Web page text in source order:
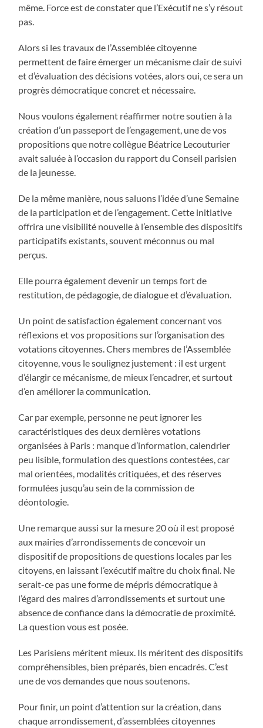
même. Force est de constater que l’Exécutif ne s’y résout
pas.
Alors si les travaux de l’Assemblée citoyenne
permettent de faire émerger un mécanisme clair de suivi
et d’évaluation des décisions votées, alors oui, ce sera un
progrès démocratique concret et nécessaire.
Nous voulons également réaffirmer notre soutien à la
création d’un passeport de l’engagement, une de vos
propositions que notre collègue Béatrice Lecouturier
avait saluée à l’occasion du rapport du Conseil parisien
de la jeunesse.
De la même manière, nous saluons l’idée d’une Semaine
de la participation et de l’engagement. Cette initiative
offrira une visibilité nouvelle à l’ensemble des dispositifs
participatifs existants, souvent méconnus ou mal
perçus.
Elle pourra également devenir un temps fort de
restitution, de pédagogie, de dialogue et d’évaluation.
Un point de satisfaction également concernant vos
réflexions et vos propositions sur l’organisation des
votations citoyennes. Chers membres de l’Assemblée
citoyenne, vous le soulignez justement : il est urgent
d’élargir ce mécanisme, de mieux l’encadrer, et surtout
d’en améliorer la communication.
Car par exemple, personne ne peut ignorer les
caractéristiques des deux dernières votations
organisées à Paris : manque d’information, calendrier
peu lisible, formulation des questions contestées, car
mal orientées, modalités critiquées, et des réserves
formulées jusqu’au sein de la commission de
déontologie.
Une remarque aussi sur la mesure 20 où il est proposé
aux mairies d’arrondissements de concevoir un
dispositif de propositions de questions locales par les
citoyens, en laissant l’exécutif maître du choix final. Ne
serait-ce pas une forme de mépris démocratique à
l’égard des maires d’arrondissements et surtout une
absence de confiance dans la démocratie de proximité.
La question vous est posée.
Les Parisiens méritent mieux. Ils méritent des dispositifs
compréhensibles, bien préparés, bien encadrés. C’est
une de vos demandes que nous soutenons.
Pour finir, un point d’attention sur la création, dans
chaque arrondissement, d’assemblées citoyennes